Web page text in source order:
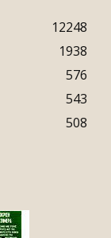
12248
1938
576
543
508